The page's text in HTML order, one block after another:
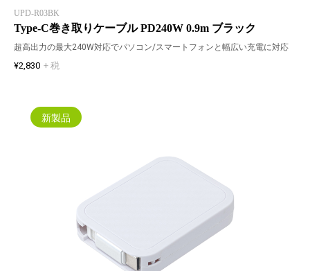
UPD-R03BK
Type-C巻き取りケーブル PD240W 0.9m ブラック
超高出力の最大240W対応でパソコン/スマートフォンと幅広い充電に対応
¥2,830 + 税
新製品